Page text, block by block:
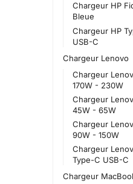
Chargeur HP
Bleue
Chargeur HP
USB-C
Chargeur Lenovo
Chargeur
170W - 230W
Chargeur
45W - 65W
Chargeur
90W - 150W
Chargeur
Type-C USB-C
Chargeur